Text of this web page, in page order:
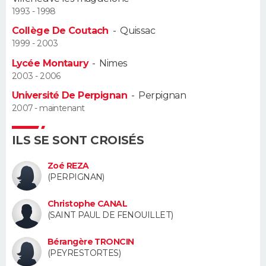
VOYAGE
BONS PLANS
CARTE DE VOEUX
Carte de Noël
Carte Bonne année
Carte Saint-Valentin
Carte Pâques
Carte d'anniversaire
DICTIONNAIRE
Dictionnaire
Biographies
Citations
Expressions
Proverbes
PROGRAMME TV
COPAINS D'AVANT
S'inscrire
Se connecter
Lycées
Collèges
Primaires
Universités
Entreprises
Service militaire
Avis de recherche
AVIS DE DÉCÈS
1993 - 1998
Collège De Coutach -Quissac
1999 - 2003
Lycée Montaury- Nimes
2003 - 2006
Université De Perpignan - Perpignan
2007 - maintenant
ILS SE SONT CROISÉS
Zoé REZA
(PERPIGNAN)
Christophe CANAL
(SAINT PAUL DE FENOUILLET)
Bérangère TRONCIN
(PEYRESTORTES)